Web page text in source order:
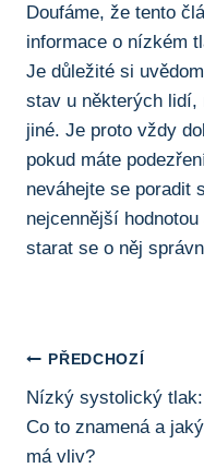
Doufáme, ​že tento
informace​ o ‌nízkém​
Je důležité‌ si
⁤stav​ u některých lidí,
‍jiné.‌ Je ⁢proto vždy​
pokud máte
neváhejte se ⁢poradit
nejcennější
starat se o něj
Navigace
Pro
Příspěvek
PŘEDCHOZÍ
Nízký systolický tlak:
Co to znamená a jaký
má vliv?